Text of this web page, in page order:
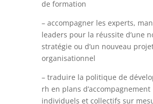
de formation
– accompagner les experts,
leaders pour la réussite d’une
stratégie ou d’un nouveau
organisationnel
– traduire la politique de
rh en plans d’accompagnement
individuels et collectifs sur